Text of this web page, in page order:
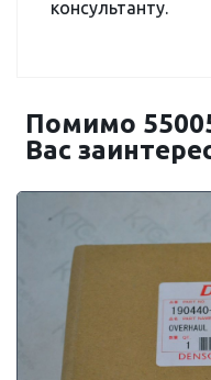
консультанту.
Помимо
Вас